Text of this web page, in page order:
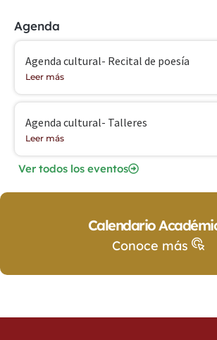
Agenda
Agenda cultural- Recital de poesía
Leer más
Agenda cultural- Talleres
Leer más
Ver todos los eventos
Calendario
Conoce más